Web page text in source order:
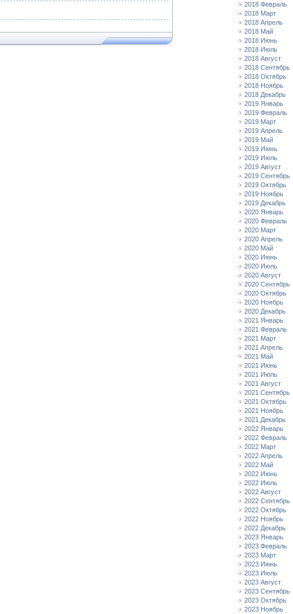
2018 Февраль
2018 Март
2018 Апрель
2018 Май
2018 Июнь
2018 Июль
2018 Август
2018 Сентябрь
2018 Октябрь
2018 Ноябрь
2018 Декабрь
2019 Январь
2019 Февраль
2019 Март
2019 Апрель
2019 Май
2019 Июнь
2019 Июль
2019 Август
2019 Сентябрь
2019 Октябрь
2019 Ноябрь
2019 Декабрь
2020 Январь
2020 Февраль
2020 Март
2020 Апрель
2020 Май
2020 Июнь
2020 Июль
2020 Август
2020 Сентябрь
2020 Октябрь
2020 Ноябрь
2020 Декабрь
2021 Январь
2021 Февраль
2021 Март
2021 Апрель
2021 Май
2021 Июнь
2021 Июль
2021 Август
2021 Сентябрь
2021 Октябрь
2021 Ноябрь
2021 Декабрь
2022 Январь
2022 Февраль
2022 Март
2022 Апрель
2022 Май
2022 Июнь
2022 Июль
2022 Август
2022 Сентябрь
2022 Октябрь
2022 Ноябрь
2022 Декабрь
2023 Январь
2023 Февраль
2023 Март
2023 Июнь
2023 Июль
2023 Август
2023 Сентябрь
2023 Октябрь
2023 Ноябрь